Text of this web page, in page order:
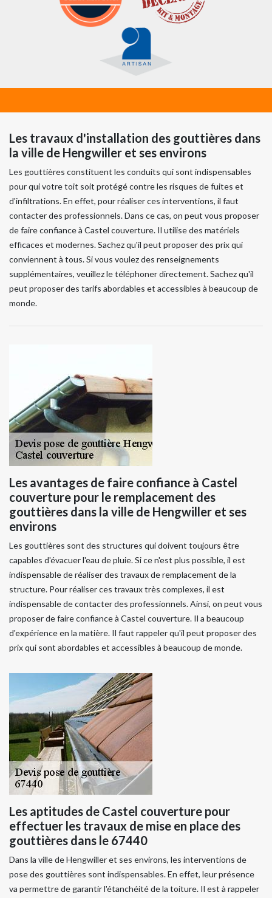
Les travaux d'installation des gouttières dans
la ville de Hengwiller et ses environs
Les gouttières constituent les conduits qui sont indispensables
pour qui votre toit soit protégé contre les risques de fuites et
d'infiltrations. En effet, pour réaliser ces interventions, il faut
contacter des professionnels. Dans ce cas, on peut vous proposer
de faire confiance à Castel couverture. Il utilise des matériels
efficaces et modernes. Sachez qu'il peut proposer des prix qui
conviennent à tous. Si vous voulez des renseignements
supplémentaires, veuillez le téléphoner directement. Sachez qu'il
peut proposer des tarifs abordables et accessibles à beaucoup de
monde.
Les avantages de faire confiance à Castel
couverture pour le remplacement des
gouttières dans la ville de Hengwiller et ses
environs
Les gouttières sont des structures qui doivent toujours être
capables d'évacuer l'eau de pluie. Si ce n'est plus possible, il est
indispensable de réaliser des travaux de remplacement de la
structure. Pour réaliser ces travaux très complexes, il est
indispensable de contacter des professionnels. Ainsi, on peut vous
proposer de faire confiance à Castel couverture. Il a beaucoup
d'expérience en la matière. Il faut rappeler qu'il peut proposer des
prix qui sont abordables et accessibles à beaucoup de monde.
Les aptitudes de Castel couverture pour
effectuer les travaux de mise en place des
gouttières dans le 67440
Dans la ville de Hengwiller et ses environs, les interventions de
pose des gouttières sont indispensables. En effet, leur présence
va permettre de garantir l'étanchéité de la toiture. Il est à rappeler